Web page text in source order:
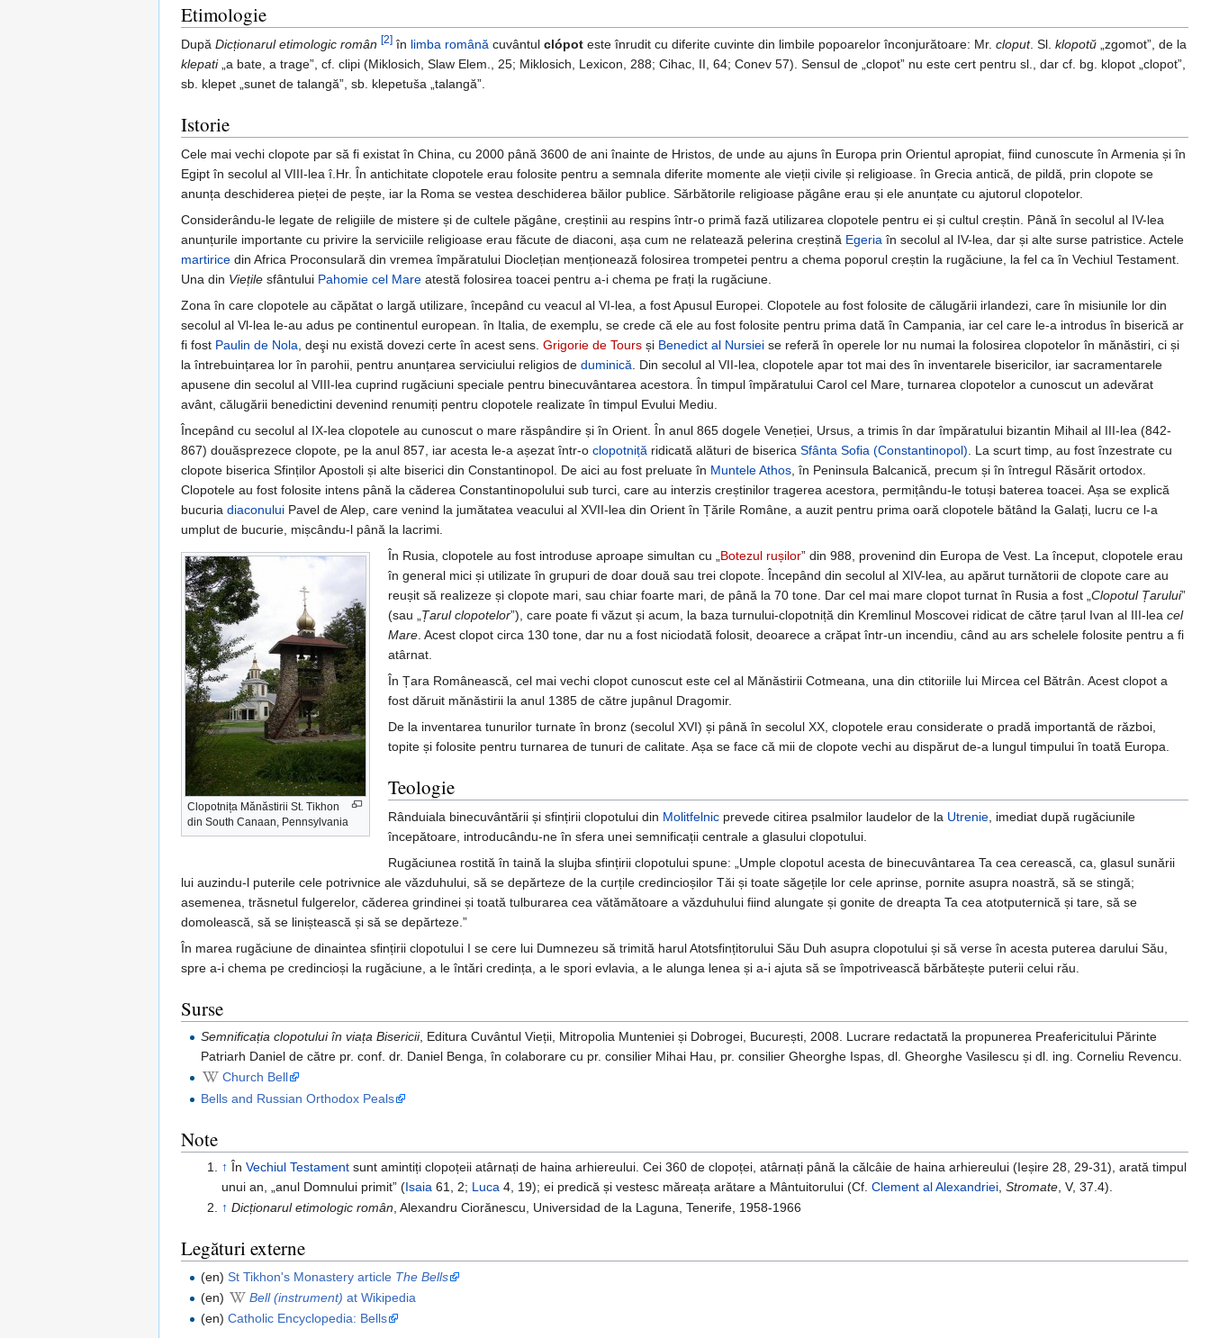
Etimologie
După Dicționarul etimologic român [2] în limba română cuvântul clópot este înrudit cu diferite cuvinte din limbile popoarelor înconjurătoare: Mr. cloput. Sl. klopotŭ „zgomot”, de la
klepati„a bate, a trage”, cf. clipi (Miklosich, Slaw Elem., 25; Miklosich, Lexicon, 288; Cihac, II, 64; Conev 57). Sensul de „clopot” nu este cert pentru sl., dar cf. bg. klopot „clopot”,
sb. klepet „sunet de talangă”, sb. klepetuša „talangă”.
Istorie
Cele mai vechi clopote par să fi existat în China, cu 2000 până 3600 de ani înainte de Hristos, de unde au ajuns în Europa prin Orientul apropiat, fiind cunoscute în Armenia și în
Egipt în secolul al VIII-lea î.Hr. În antichitate clopotele erau folosite pentru a semnala diferite momente ale vieții civile și religioase. în Grecia antică, de pildă, prin clopote se
anunța deschiderea pieței de pește, iar la Roma se vestea deschiderea băilor publice. Sărbătorile religioase păgâne erau și ele anunțate cu ajutorul clopotelor.
Considerându-le legate de religiile de mistere și de cultele păgâne, creștinii au respins într-o primă fază utilizarea clopotele pentru ei și cultul creștin. Până în secolul al IV-lea
anunțurile importante cu privire la serviciile religioase erau făcute de diaconi, așa cum ne relatează pelerina creștină Egeria în secolul al IV-lea, dar și alte surse patristice. Actele
martirice din Africa Proconsulară din vremea împăratului Dioclețian menționează folosirea trompetei pentru a chema poporul creștin la rugăciune, la fel ca în Vechiul Testament.
Una din Viețile sfântului Pahomie cel Mare atestă folosirea toacei pentru a-i chema pe frați la rugăciune.
Zona în care clopotele au căpătat o largă utilizare, începând cu veacul al VI-lea, a fost Apusul Europei. Clopotele au fost folosite de călugării irlandezi, care în misiunile lor din
secolul al Vl-lea le-au adus pe continentul european. în Italia, de exemplu, se crede că ele au fost folosite pentru prima dată în Campania, iar cel care le-a introdus în biserică ar
fi fost Paulin de Nola , deşi nu există dovezi certe în acest sens. Grigorie de Tours și Benedict al Nursiei se referă în operele lor nu numai la folosirea clopotelor în mănăstiri, ci și
la întrebuințarea lor în parohii, pentru anunțarea serviciului religios de duminică . Din secolul al VII-lea, clopotele apar tot mai des în inventarele bisericilor, iar sacramentarele
apusene din secolul al VIII-lea cuprind rugăciuni speciale pentru binecuvântarea acestora. În timpul împăratului Carol cel Mare, turnarea clopotelor a cunoscut un adevărat
avânt, călugării benedictini devenind renumiți pentru clopotele realizate în timpul Evului Mediu.
Începând cu secolul al IX-lea clopotele au cunoscut o mare răspândire și în Orient. În anul 865 dogele Veneției, Ursus, a trimis în dar împăratului bizantin Mihail al III-lea (842-
867) douăsprezece clopote, pe la anul 857, iar acesta le-a așezat într-o clopotniță ridicată alături de biserica Sfânta Sofia (Constantinopol) . La scurt timp, au fost înzestrate cu
clopote biserica Sfinților Apostoli și alte biserici din Constantinopol. De aici au fost preluate în Muntele Athos , în Peninsula Balcanică, precum și în întregul Răsărit ortodox.
Clopotele au fost folosite intens până la căderea Constantinopolului sub turci, care au interzis creștinilor tragerea acestora, permițându-le totuși baterea toacei. Așa se explică
bucuria diaconului Pavel de Alep, care venind la jumătatea veacului al XVII-lea din Orient în Țările Române, a auzit pentru prima oară clopotele bătând la Galați, lucru ce l-a
umplut de bucurie, mișcându-l până la lacrimi.
Clopotnița Mănăstirii St. Tikhon
din South Canaan, Pennsylvania
În Rusia, clopotele au fost introduse aproape simultan cu „ Botezul rușilor” din 988, provenind din Europa de Vest. La început, clopotele erau
în general mici și utilizate în grupuri de doar două sau trei clopote. Începând din secolul al XIV-lea, au apărut turnătorii de clopote care au
reușit să realizeze și clopote mari, sau chiar foarte mari, de până la 70 tone. Dar cel mai mare clopot turnat în Rusia a fost „ Clopotul Țarului”
(sau „ Țarul clopotelor”), care poate fi văzut și acum, la baza turnului-clopotniță din Kremlinul Moscovei ridicat de către țarul Ivan al III-lea cel
Mare. Acest clopot circa 130 tone, dar nu a fost niciodată folosit, deoarece a crăpat într-un incendiu, când au ars schelele folosite pentru a fi
atârnat.
În Țara Românească, cel mai vechi clopot cunoscut este cel al Mănăstirii Cotmeana, una din ctitoriile lui Mircea cel Bătrân. Acest clopot a
fost dăruit mănăstirii la anul 1385 de către jupânul Dragomir.
De la inventarea tunurilor turnate în bronz (secolul XVI) și până în secolul XX, clopotele erau considerate o pradă importantă de război,
topite și folosite pentru turnarea de tunuri de calitate. Așa se face că mii de clopote vechi au dispărut de-a lungul timpului în toată Europa.
Teologie
Rânduiala binecuvântării și sfințirii clopotului din Molitfelnicprevede citirea psalmilor laudelor de la Utrenie, imediat după rugăciunile
începătoare, introducându-ne în sfera unei semnificații centrale a glasului clopotului.
Rugăciunea rostită în taină la slujba sfințirii clopotului spune: „Umple clopotul acesta de binecuvântarea Ta cea cerească, ca, glasul sunării
lui auzindu-l puterile cele potrivnice ale văzduhului, să se depărteze de la curțile credincioșilor Tăi și toate săgețile lor cele aprinse, pornite asupra noastră, să se stingă;
asemenea, trăsnetul fulgerelor, căderea grindinei și toată tulburarea cea vătămătoare a văzduhului fiind alungate și gonite de dreapta Ta cea atotputernică și tare, să se
domolească, să se liniștească și să se depărteze.”
În marea rugăciune de dinaintea sfințirii clopotului I se cere lui Dumnezeu să trimită harul Atotsfințitorului Său Duh asupra clopotului și să verse în acesta puterea darului Său,
spre a-i chema pe credincioși la rugăciune, a le întări credința, a le spori evlavia, a le alunga lenea și a-i ajuta să se împotrivească bărbătește puterii celui rău.
Surse
Semnificația clopotului în viața Bisericii, Editura Cuvântul Vieții, Mitropolia Munteniei și Dobrogei, București, 2008. Lucrare redactată la propunerea Preafericitului Părinte
Patriarh Daniel de către pr. conf. dr. Daniel Benga, în colaborare cu pr. consilier Mihai Hau, pr. consilier Gheorghe Ispas, dl. Gheorghe Vasilescu și dl. ing. Corneliu Revencu.
Church Bell
Bells and Russian Orthodox Peals
Note
↑ În Vechiul Testamentsunt amintiți clopoțeii atârnați de haina arhiereului. Cei 360 de clopoței, atârnați până la călcâie de haina arhiereului (Ieșire 28, 29-31), arată timpul
unui an, „anul Domnului primit” (Isaia 61, 2; Luca 4, 19); ei predică și vestesc măreața arătare a Mântuitorului (Cf. Clement al Alexandriei, Stromate, V, 37.4).
↑ Dicționarul etimologic român, Alexandru Ciorănescu, Universidad de la Laguna, Tenerife, 1958-1966
Legături externe
(en)St Tikhon's Monastery article The Bells
(en)
Bell (instrument) at Wikipedia
(en)Catholic Encyclopedia: Bells